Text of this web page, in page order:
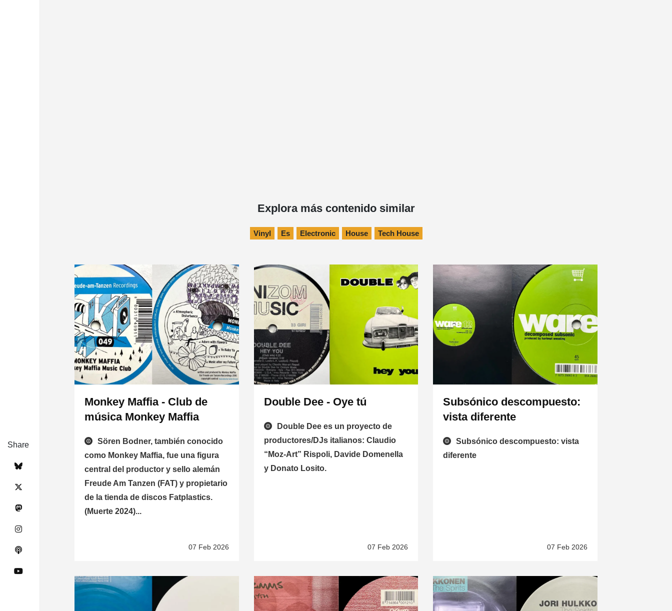
Share
Explora más contenido similar
Vinyl Es Electronic House Tech House
Monkey Maffia - Club de
música Monkey Maffia
Sören Bodner, también conocido
como Monkey Maffia, fue una figura
central del productor y sello alemán
Freude Am Tanzen (FAT) y propietario
de la tienda de discos Fatplastics.
(Muerte 2024)...
07 Feb 2026
Double Dee - Oye tú
Double Dee es un proyecto de
productores/DJs italianos: Claudio
“Moz-Art” Rispoli, Davide Domenella
y Donato Losito.
07 Feb 2026
Subsónico descompuesto:
vista diferente
Subsónico descompuesto: vista
diferente
07 Feb 2026